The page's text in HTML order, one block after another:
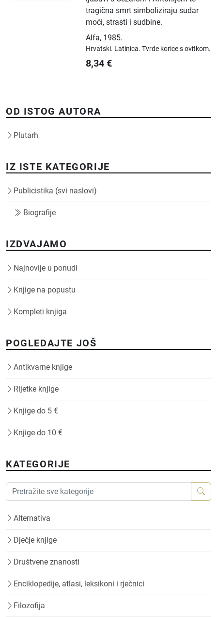
tragična smrt simboliziraju sudar
moći, strasti i sudbine.
Alfa, 1985.
Hrvatski. Latinica.Tvrde korice s ovitkom.
8,34 €
OD ISTOG AUTORA
Plutarh
IZ ISTE KATEGORIJE
Publicistika (svi naslovi)
Biografije
IZDVAJAMO
Najnovije u ponudi
Knjige na popustu
Kompleti knjiga
POGLEDAJTE JOŠ
Antikvarne knjige
Rijetke knjige
Knjige do 5 €
Knjige do 10 €
KATEGORIJE
Alternativa
Dječje knjige
Društvene znanosti
Enciklopedije, atlasi, leksikoni i rječnici
Filozofija